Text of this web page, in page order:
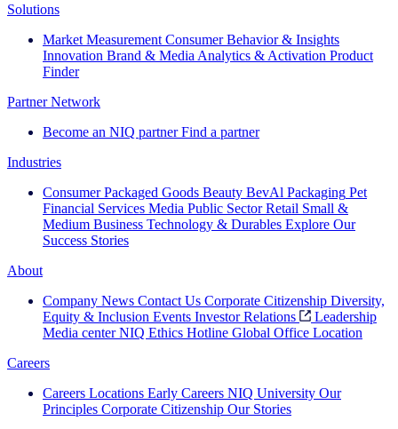
Solutions
Market Measurement Consumer Behavior & Insights
Innovation Brand & Media Analytics & Activation Product
Finder
Partner Network
Become an NIQ partner Find a partner
Industries
Consumer Packaged Goods Beauty BevAl Packaging Pet
Financial Services Media Public Sector Retail Small &
Medium Business Technology & Durables Explore Our
Success Stories
About
Company News Contact Us Corporate Citizenship Diversity,
Equity & Inclusion Events Investor Relations
Leadership
Media center NIQ Ethics Hotline Global Office Location
Careers
Careers Locations Early Careers NIQ University Our
Principles Corporate Citizenship Our Stories